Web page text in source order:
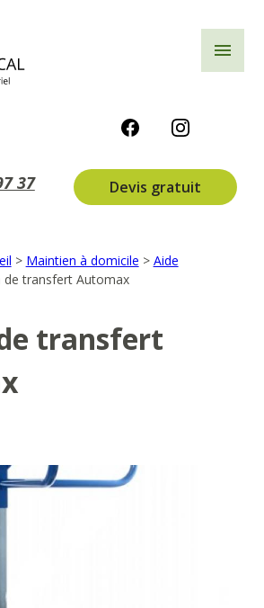
menu
37 Devis gratuit
> Maintien à domicile > Aide
de transfert Automax
transfert
cookies